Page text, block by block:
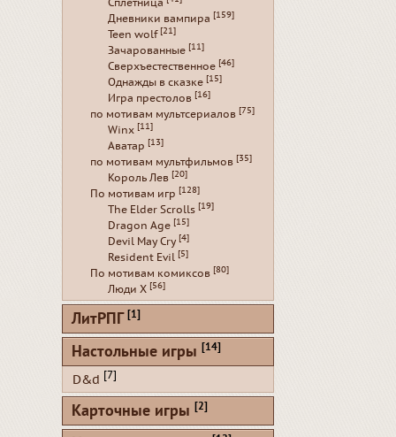
Сплетница
Дневники вампира [159]
Teen wolf [21]
Зачарованные [11]
Сверхъестественное [46]
Однажды в сказке [15]
Игра престолов [16]
по мотивам мультсериалов [75]
Winx [11]
Аватар [13]
по мотивам мультфильмов [35]
Король Лев [20]
По мотивам игр [128]
The Elder Scrolls [19]
Dragon Age [15]
Devil May Cry [4]
Resident Evil [5]
По мотивам комиксов [80]
Люди Х [56]
ЛитРПГ [1]
Настольные игры [14]
D&d [7]
Карточные игры [2]